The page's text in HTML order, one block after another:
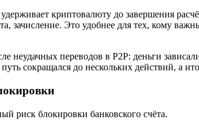
криптовалюту до завершения
Это удобнее для тех, кому
переводов в P2P: деньги
путь сокращался до нескольких действий, а
риск блокировки банковского счёта.